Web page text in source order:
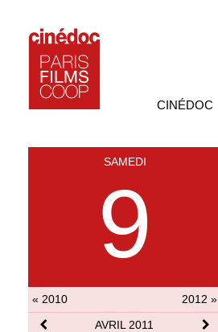
CINÉDOC
SAMEDI
9
« 2010
2012 »
AVRIL 2011